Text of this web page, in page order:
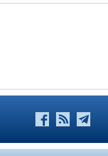
мая, как и
заявил о
защищать его